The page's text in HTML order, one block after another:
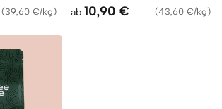
(39,60 €/kg) ab 10,90 € (43,60 €/kg)